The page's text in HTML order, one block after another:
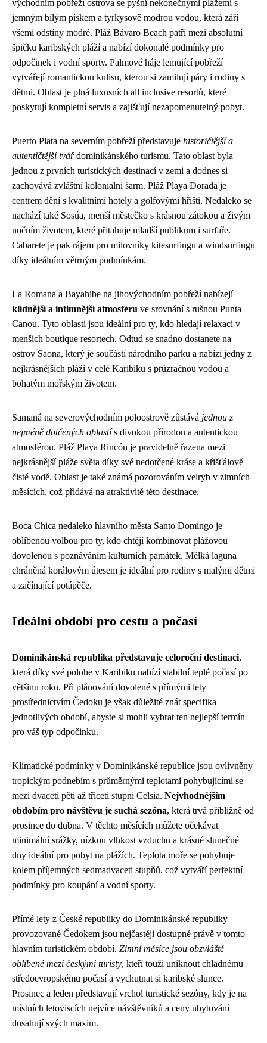
východním pobřeží ostrova se pyšní nekonečnými plážemi s
jemným bílým pískem a tyrkysově modrou vodou, která září
všemi odstíny modré. Pláž Bávaro Beach patří mezi absolutní
špičku karibských pláží a nabízí dokonalé podmínky pro
odpočinek i vodní sporty. Palmové háje lemující pobřeží
vytvářejí romantickou kulisu, kterou si zamilují páry i rodiny s
dětmi. Oblast je plná luxusních all inclusive resortů, které
poskytují kompletní servis a zajišťují nezapomenutelný pobyt.
Puerto Plata na severním pobřeží představuje historičtější a
autentičtější tvářdominikánského turismu. Tato oblast byla
jednou z prvních turistických destinací v zemi a dodnes si
zachovává zvláštní kolonialní šarm. Pláž Playa Dorada je
centrem dění s kvalitními hotely a golfovými hřišti. Nedaleko se
nachází také Sosúa, menší městečko s krásnou zátokou a živým
nočním životem, které přitahuje mladší publikum i surfaře.
Cabarete je pak rájem pro milovníky kitesurfingu a windsurfingu
díky ideálním větrným podmínkám.
La Romana a Bayahibe na jihovýchodním pobřeží nabízejí
klidnější a intimnější atmosféru ve srovnání s rušnou Punta
Canou. Tyto oblasti jsou ideální pro ty, kdo hledají relaxaci v
menších boutique resortech. Odtud se snadno dostanete na
ostrov Saona, který je součástí národního parku a nabízí jedny z
nejkrásnějších pláží v celé Karibiku s průzračnou vodou a
bohatým mořským životem.
Samaná na severovýchodním poloostrově zůstává jednou z
nejméně dotčených oblastís divokou přírodou a autentickou
atmosférou. Pláž Playa Rincón je pravidelně řazena mezi
nejkrásnější pláže světa díky své nedotčené kráse a křišťálově
čisté vodě. Oblast je také známá pozorováním velryb v zimních
měsících, což přidává na atraktivitě této destinace.
Boca Chica nedaleko hlavního města Santo Domingo je
oblíbenou volbou pro ty, kdo chtějí kombinovat plážovou
dovolenou s poznáváním kulturních památek. Mělká laguna
chráněná korálovým útesem je ideální pro rodiny s malými dětmi
a začínající potápěče.
Ideální období pro cestu a počasí
Dominikánská republika představuje celoroční destinaci,
která díky své polohe v Karibiku nabízí stabilní teplé počasí po
většinu roku. Při plánování dovolené s přímými lety
prostřednictvím Čedoku je však důležité znát specifika
jednotlivých období, abyste si mohli vybrat ten nejlepší termín
pro váš typ odpočinku.
Klimatické podmínky v Dominikánské republice jsou ovlivněny
tropickým podnebím s průměrnými teplotami pohybujícími se
mezi dvaceti pěti až třiceti stupni Celsia. Nejvhodnějším
obdobím pro návštěvu je suchá sezóna, která trvá přibližně od
prosince do dubna. V těchto měsících můžete očekávat
minimální srážky, nízkou vlhkost vzduchu a krásné slunečné
dny ideální pro pobyt na plážích. Teplota moře se pohybuje
kolem příjemných sedmadvaceti stupňů, což vytváří perfektní
podmínky pro koupání a vodní sporty.
Přímé lety z České republiky do Dominikánské republiky
provozované Čedokem jsou nejčastěji dostupné právě v tomto
hlavním turistickém období. Zimní měsíce jsou obzvláště
oblíbené mezi českými turisty, kteří touží uniknout chladnému
středoevropskému počasí a vychutnat si karibské slunce.
Prosinec a leden představují vrchol turistické sezóny, kdy je na
místních letoviscích nejvíce návštěvníků a ceny ubytování
dosahují svých maxim.